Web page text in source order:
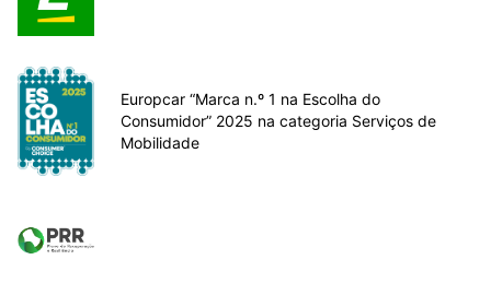
Europcar “Marca n.º 1 na Escolha do
Consumidor” 2025 na categoria Serviços de
Mobilidade